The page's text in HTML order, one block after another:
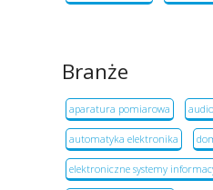
Branże
aparatura pomiarowa
automatyka elektronika
elektroniczne systemy